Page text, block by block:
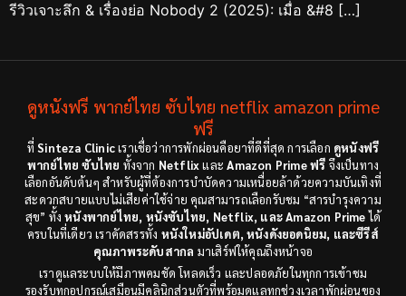
รีวิวเจาะลึก & เรื่องย่อ Nobody 2 (2025): เมื่อ &#8 […]
ดูหนังฟรี พากย์ไทย ซับไทย netflix amazon prime
ฟรี
ที่Sinteza Clinicเราเชื่อว่าการพักผ่อนคือยาที่ดีที่สุด การเลือก ดูหนังฟรี
พากย์ไทย ซับไทย ทั้งจาก NetflixและAmazon Prime ฟรี จึงเป็นทาง
เลือกอันดับต้นๆ สำหรับผู้ที่ต้องการบำบัดความเหนื่อยล้าด้วยความบันเทิงที่
สะดวกสบายแบบไม่เสียค่าใช้จ่าย คุณสามารถเลือกรับชม “สารบำรุงความ
สุข” ทั้งหนังพากย์ไทย, หนังซับไทย, Netflix, และ Amazon Primeได้
ครบในที่เดียว เราคัดสรรทั้ง หนังใหม่อัปเดต, หนังดังยอดนิยม, และซีรีส์
คุณภาพระดับสากล มาเสิร์ฟให้คุณถึงหน้าจอ
เราดูแลระบบให้มีภาพคมชัด โหลดเร็ว และปลอดภัยในทุกการเข้าชม
รองรับทุกอุปกรณ์เสมือนมีคลินิกส่วนตัวที่พร้อมดูแลทุกช่วงเวลาพักผ่อนของ